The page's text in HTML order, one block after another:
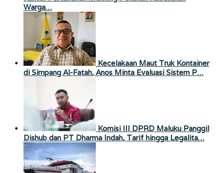
Warga…
Kecelakaan Maut Truk Kontainer
di Simpang Al-Fatah, Anos Minta Evaluasi Sistem P…
Komisi III DPRD Maluku Panggil
Dishub dan PT Dharma Indah, Tarif hingga Legalita…